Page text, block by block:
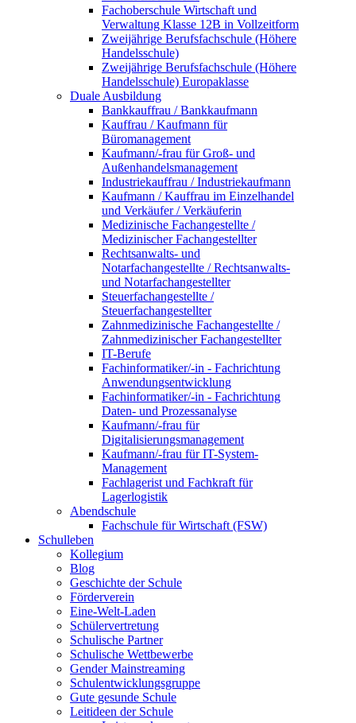
Fachoberschule Wirtschaft und
Verwaltung Klasse 12B in Vollzeitform
Zweijährige Berufsfachschule (Höhere
Handelsschule)
Zweijährige Berufsfachschule (Höhere
Handelsschule) Europaklasse
Duale Ausbildung
Bankkauffrau / Bankkaufmann
Kauffrau / Kaufmann für
Büromanagement
Kaufmann/-frau für Groß- und
Außenhandelsmanagement
Industriekauffrau / Industriekaufmann
Kaufmann / Kauffrau im Einzelhandel
und Verkäufer / Verkäuferin
Medizinische Fachangestellte /
Medizinischer Fachangestellter
Rechtsanwalts- und
Notarfachangestellte / Rechtsanwalts-
und Notarfachangestellter
Steuerfachangestellte /
Steuerfachangestellter
Zahnmedizinische Fachangestellte /
Zahnmedizinischer Fachangestellter
IT-Berufe
Fachinformatiker/-in - Fachrichtung
Anwendungsentwicklung
Fachinformatiker/-in - Fachrichtung
Daten- und Prozessanalyse
Kaufmann/-frau für
Digitalisierungsmanagement
Kaufmann/-frau für IT-System-
Management
Fachlagerist und Fachkraft für
Lagerlogistik
Abendschule
Fachschule für Wirtschaft (FSW)
Schulleben
Kollegium
Blog
Geschichte der Schule
Förderverein
Eine-Welt-Laden
Schülervertretung
Schulische Partner
Schulische Wettbewerbe
Gender Mainstreaming
Schulentwicklungsgruppe
Gute gesunde Schule
Leitideen der Schule